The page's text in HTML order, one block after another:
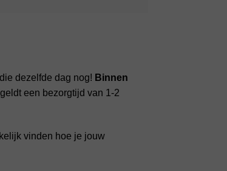
dezelfde dag nog! Binnen
een bezorgtijd van 1-2
vinden hoe je jouw